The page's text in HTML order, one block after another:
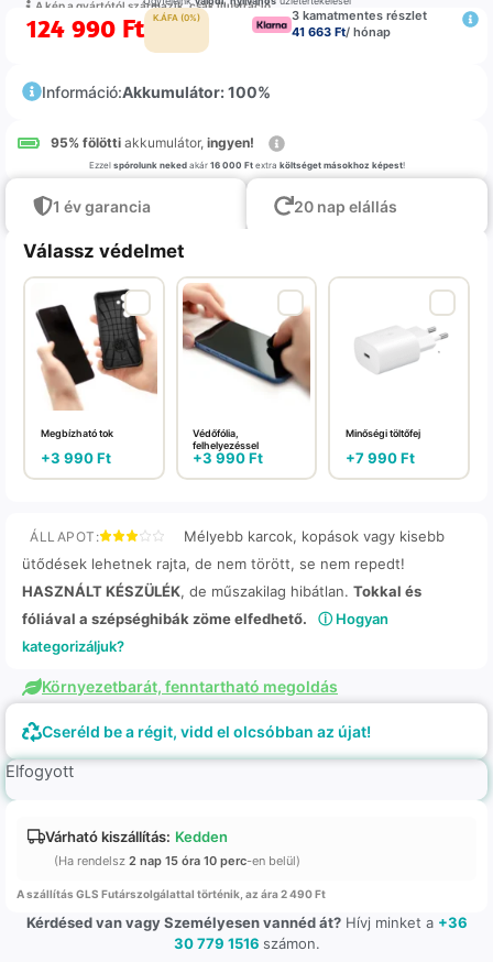
A kép a gyártótól származik, csak illustráció
124 990 Ft K.ÁFA (0%)
3 kamatmentes részlet
41 663 Ft/ hónap
Információ:Akkumulátor: 100%
95% fölötti akkumulátor, ingyen!
Ezzel spórolunk nekedakár 16 000 Ftextra költséget másokhoz képest!
1 év garancia 20 nap elállás
Válassz védelmet
Megbízható tok
+3 990Ft
Védőfólia,
felhelyezéssel
+3 990Ft
Minőségi töltőfej
+7 990Ft
ÁLLAPOT:
Mélyebb karcok, kopások vagy kisebb
ütődések lehetnek rajta, de nem törött, se nem repedt!
HASZNÁLT KÉSZÜLÉK, de műszakilag hibátlan. Tokkal és
fóliával a szépséghibák zöme elfedhető.
ⓘ Hogyan
kategorizáljuk?
Környezetbarát, fenntartható megoldás
Cseréld be a régit, vidd el olcsóbban az újat!
Elfogyott
Várható kiszállítás: Kedden
(Ha rendelsz 2 nap 15 óra 10 perc-en belül)
A szállítás GLS Futárszolgálattal történik, az ára 2 490 Ft
Kérdésed van vagy Személyesen vannéd át?Hívj minket a +36
30 779 1516 számon.